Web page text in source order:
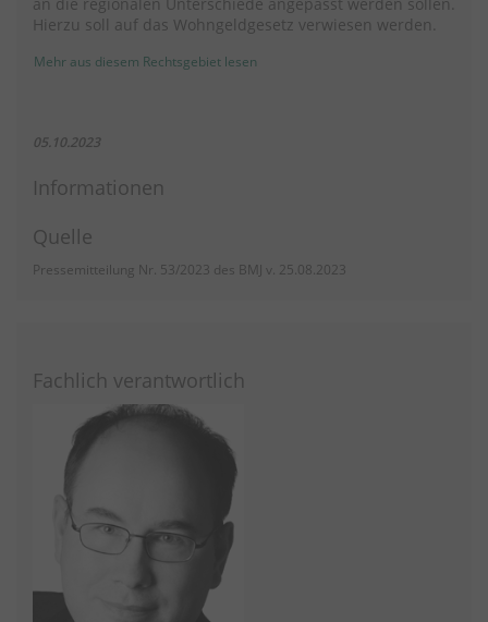
Hierzu soll auf das Wohngeldgesetz verwiesen werden.
Mehr aus diesem Rechtsgebiet lesen
05.10.2023
Informationen
Quelle
Pressemitteilung Nr. 53/2023 des BMJ v. 25.08.2023
Fachlich verantwortlich